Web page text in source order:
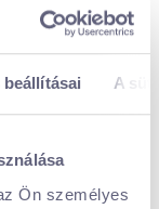
beállításai A
Ön személyes